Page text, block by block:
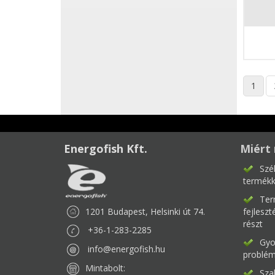
1
Energofish Kft.
1201 Budapest, Helsinki út 74.
+36-1-283-2285
info@energofish.hu
Mintabolt:
Miért
részt